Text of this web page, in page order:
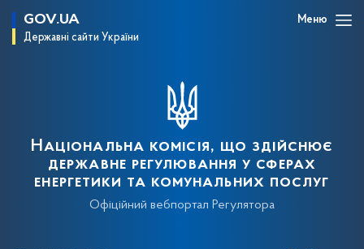
GOV.UA
Державні сайти України
Меню
Національна комісія, що здійснює
державне регулювання у сферах
енергетики та комунальних послуг
Офіційний вебпортал Регулятора